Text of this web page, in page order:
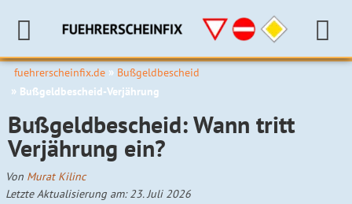
fuehrerscheinfix.de
Bußgeldbescheid
Bußgeldbescheid-Verjährung
Bußgeldbescheid: Wann tritt
Verjährung ein?
Von Murat Kilinc
Letzte Aktualisierung am: 23. Juli 2026